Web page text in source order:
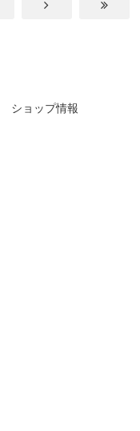
ショップ情報